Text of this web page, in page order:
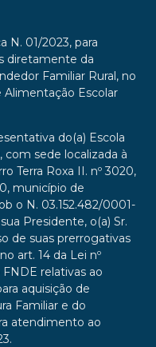
N. 01/2023, para
diretamente da
Familiar Rural, no
Escolar
do(a) Escola
com sede localizada à
Terra Roxa II. nº 3020,
município de
o N. 03.152.482/0001-
Presidente, o(a) Sr.
de suas prerrogativas
art. 14 da Lei nº
relativas ao
aquisição de
Familiar e do
atendimento ao